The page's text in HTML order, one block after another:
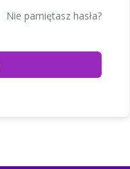
Nie pamiętasz hasła?